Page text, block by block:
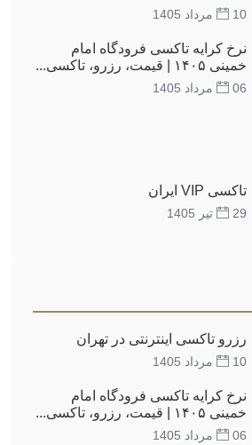
10 مرداد 1405
نرخ کرایه تاکسی فرودگاه امام
خمینی ۱۴۰۵ | قیمت، رزرو، تاکسی...
06 مرداد 1405
تاکسی VIP ایران
29 تیر 1405
رزرو تاکسی اینترنتی در تهران
10 مرداد 1405
نرخ کرایه تاکسی فرودگاه امام
خمینی ۱۴۰۵ | قیمت، رزرو، تاکسی...
06 مرداد 1405